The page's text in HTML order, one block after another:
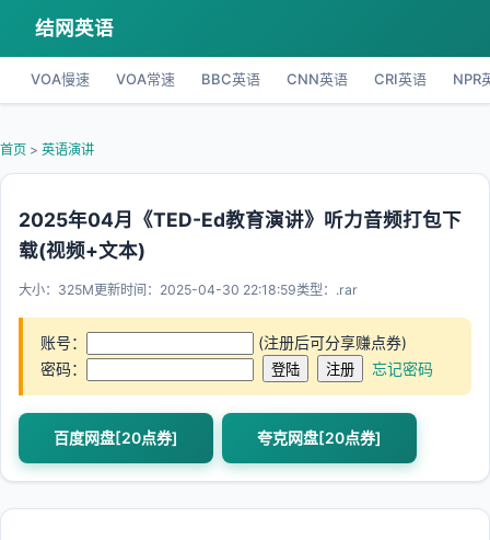
结网英语
VOA慢速 VOA常速 BBC英语 CNN英语 CRI英语 NPR
首页 > 英语演讲
2025年04月《TED-Ed教育演讲》听力音频打包下
载(视频+文本)
大小：325M更新时间：2025-04-30 22:18:59类型：.rar
账号：
(注册后可分享赚点券)
密码：
忘记密码
百度网盘[20点券] 夸克网盘[20点券]